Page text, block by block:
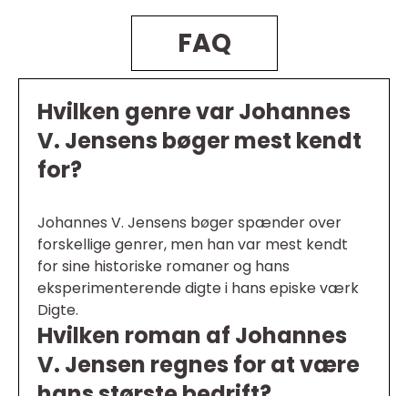
FAQ
Hvilken genre var Johannes
V. Jensens bøger mest kendt
for?
Johannes V. Jensens bøger spænder over
forskellige genrer, men han var mest kendt
for sine historiske romaner og hans
eksperimenterende digte i hans episke værk
Digte.
Hvilken roman af Johannes
V. Jensen regnes for at være